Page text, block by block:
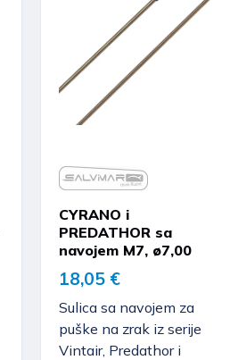
CYRANO i
PREDATHOR sa
navojem M7, ø7,00
18,05 €
Sulica sa navojem za
puške na zrak iz serije
Vintair, Predathor i